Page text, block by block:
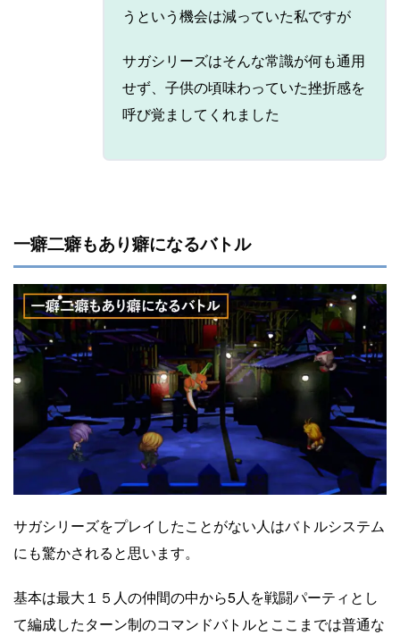
うという機会は減っていた私ですが
サガシリーズはそんな常識が何も通用
せず、子供の頃味わっていた挫折感を
呼び覚ましてくれました
一癖二癖もあり癖になるバトル
サガシリーズをプレイしたことがない人はバトルシステム
にも驚かされると思います。
基本は最大１５人の仲間の中から5人を戦闘パーティとし
て編成したターン制のコマンドバトルとここまでは普通な